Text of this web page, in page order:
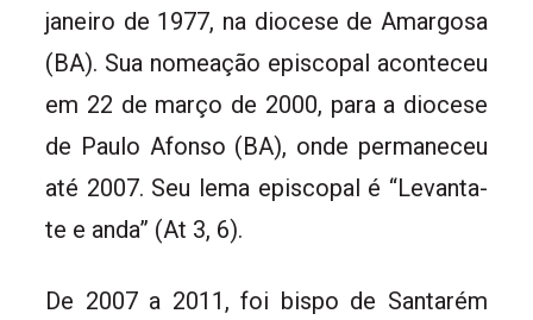
janeiro de 1977, na diocese de Amargosa
(BA). Sua nomeação episcopal aconteceu
em 22 de março de 2000, para a diocese
de Paulo Afonso (BA), onde permaneceu
até 2007. Seu lema episcopal é “Levanta-
te e anda” (At 3, 6).
De 2007 a 2011, foi bispo de Santarém